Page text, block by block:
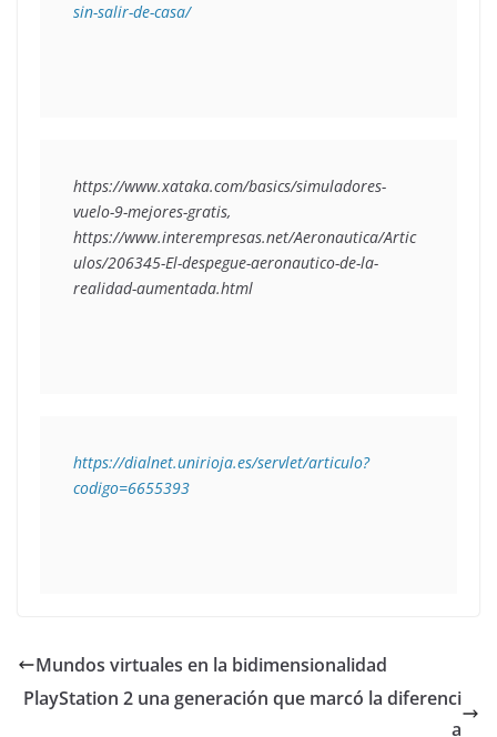
sin-salir-de-casa/
https://www.xataka.com/basics/simuladores-
vuelo-9-mejores-gratis,
https://www.interempresas.net/Aeronautica/Artic
ulos/206345-El-despegue-aeronautico-de-la-
realidad-aumentada.html
https://dialnet.unirioja.es/servlet/articulo?
codigo=6655393
Mundos virtuales en la bidimensionalidad
PlayStation 2 una generación que marcó la diferenci
a